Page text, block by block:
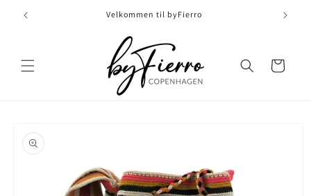
Skip to
content
Velkommen til byFierro
Indkøbskurv
product
information